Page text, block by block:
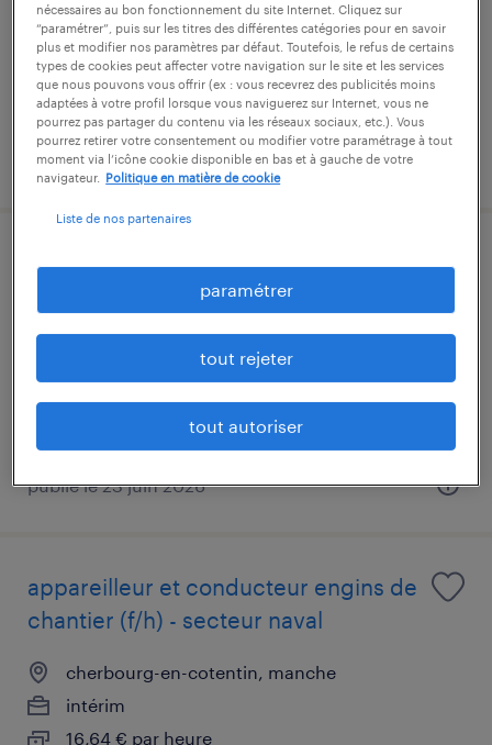
cherbourg-en-cotentin, manche
intérim
31 000 € par année
publié le 23 juin 2026
meuleur (f/h)
cherbourg-en-cotentin, manche
16,64 € par heure
publié le 23 juin 2026
appareilleur et conducteur engins de
chantier (f/h) - secteur naval
cherbourg-en-cotentin, manche
intérim
16,64 € par heure
nécessaires au bon fonctionnement du site Internet. Cliquez sur
“paramétrer”, puis sur les titres des différentes catégories pour en savoir
plus et modifier nos paramètres par défaut. Toutefois, le refus de certains
types de cookies peut affecter votre navigation sur le site et les services
que nous pouvons vous offrir (ex : vous recevrez des publicités moins
adaptées à votre profil lorsque vous naviguerez sur Internet, vous ne
pourrez pas partager du contenu via les réseaux sociaux, etc.). Vous
pourrez retirer votre consentement ou modifier votre paramétrage à tout
moment via l’icône cookie disponible en bas et à gauche de votre
navigateur.
Politique en matière de cookie
Liste de nos partenaires
paramétrer
tout rejeter
tout autoriser